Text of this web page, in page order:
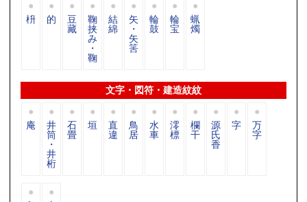
枡 的 豆
藏
鞠
挟
み
・
鞠
結
綿
矢
・
矢
筈
輪
鼓
輪
宝
蝋
燭
文字・図符・建造紋紋
庵 井
筒
・
井
桁
石
畳
垣 直
違
鳥
居
水
車
澪
標
欄
干
源
氏
香
字 万
字